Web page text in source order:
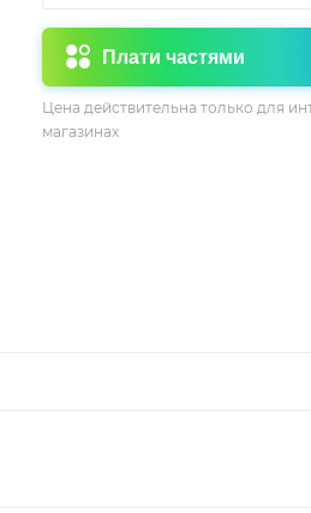
Плати частями
Цена действительна только для
магазинах